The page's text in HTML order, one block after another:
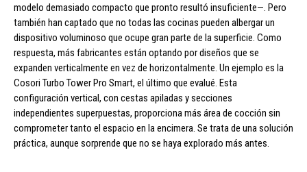
modelo demasiado compacto que pronto resultó insuficiente—. Pero
también han captado que no todas las cocinas pueden albergar un
dispositivo voluminoso que ocupe gran parte de la superficie. Como
respuesta, más fabricantes están optando por diseños que se
expanden verticalmente en vez de horizontalmente. Un ejemplo es la
Cosori Turbo Tower Pro Smart, el último que evalué. Esta
configuración vertical, con cestas apiladas y secciones
independientes superpuestas, proporciona más área de cocción sin
comprometer tanto el espacio en la encimera. Se trata de una solución
práctica, aunque sorprende que no se haya explorado más antes.